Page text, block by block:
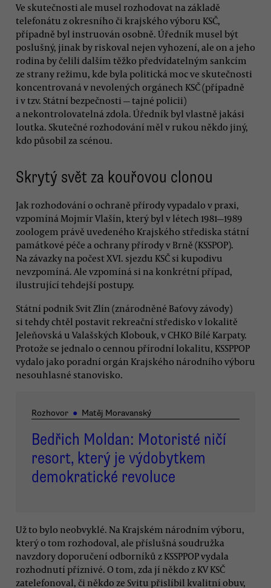
Ve skutečnosti ale musel rozhodovat na základě
telefonátu z okresního či krajského výboru KSČ,
případně byl instruován osobně. Úředník musel být
poslušný, jinak by riskoval nejen vyhození, ale on a jeho
rodina by čelili dalším těžko předvídatelným sankcím
ze strany režimu, kde byla politická moc ve skutečnosti
koncentrovaná v nevolených orgánech KSČ (případně
i v tzv. Státní bezpečnosti — tajné policii)
a nekontrolovatelná zdola. Úředník byl vlastně jakási
loutka. Skutečné rozhodování měl v rukou někdo jiný,
kdo působil za scénou.
Skrytý svět za kouřovou clonou
Jak rozhodování o ochraně přírody vypadalo v praxi,
vzpomíná Mojmír Vlašín, který byl v létech 1981—1989
zoologem právě uvedeného Krajského střediska státní
památkové péče a ochrany přírody v Brně (KSSPOP).
Na závazky na počest XVI. sjezdu KSČ si kupodivu
nevzpomíná. Ale vzpomíná si na konkrétní případ,
ilustrující tehdejší postupy.
Státní podnik Svit Zlín (znárodněné Baťovy závody)
si tehdy chtěl postavit rekreační středisko v lokalitě
Jeleňovská u Valašských Klobouk, v CHKO Bílé Karpaty.
Protože se jednalo o cennou přírodní lokalitu, KSSPPOP
vydalo jako poradní orgán Krajského národního výboru
nesouhlasné stanovisko.
Rozhovor ● Matěj Moravanský
Bedřich Moldan: Motoristé ničí
resort, který je výdobytkem
demokratické revoluce
Už to bylo neobvyklé. Na Krajském národním výboru,
který o tom rozhodoval, ale příslušná soudružka
navzdory doporučení odborníků z KSSPPOP vydala
rozhodnutí příznivé. O tom, zda jí někdo z KV KSČ
zatelefonoval, či někdo ze Svitu přislíbil kvalitní obuv,